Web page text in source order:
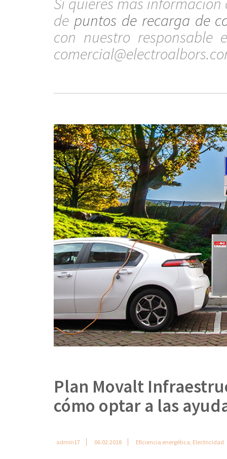
de puntos de recarga de
con nuestro responsable
Plan Movalt
cómo optar a las
admin17 06.02.2018 Eficiencia energética, Electricidad